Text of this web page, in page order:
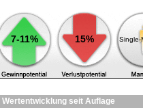
7-11% 15% Single-
Wertentwicklung seit Auflage